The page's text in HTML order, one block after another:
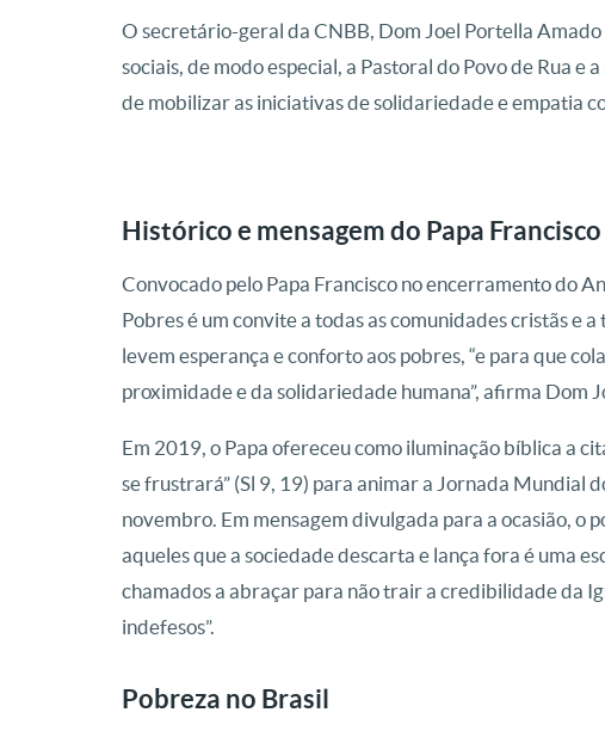
O secretário-geral da CNBB, Dom Joel Portella
sociais, de modo especial, a Pastoral do Povo de Rua e
de mobilizar as iniciativas de solidariedade e empatia
Histórico e mensagem do Papa Francisco
Convocado pelo Papa Francisco no encerramento do
Pobres é um convite a todas as comunidades cristãs e
levem esperança e conforto aos pobres, “e para que
proximidade e da solidariedade humana”, afirma Dom
Em 2019, o Papa ofereceu como iluminação bíblica a
se frustrará” (Sl 9, 19) para animar a Jornada Mundial
novembro. Em mensagem divulgada para a ocasião, o
aqueles que a sociedade descarta e lança fora é uma
chamados a abraçar para não trair a credibilidade da
indefesos”.
Pobreza no Brasil